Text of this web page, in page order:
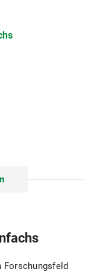
Forschungsfeld